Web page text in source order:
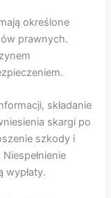
określone
prawnych.
składanie
skargi po
szkody i
Niespełnienie